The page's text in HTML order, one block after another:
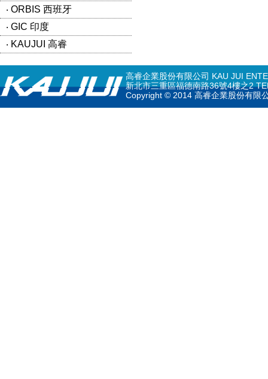
‧ ORBIS 西班牙
‧ GIC 印度
‧ KAUJUI 高睿
高睿企業股份有限公司 KAU JUI
新北市三重區福德南路36號4樓之2
Copyright © 2014 高睿企業股份有限